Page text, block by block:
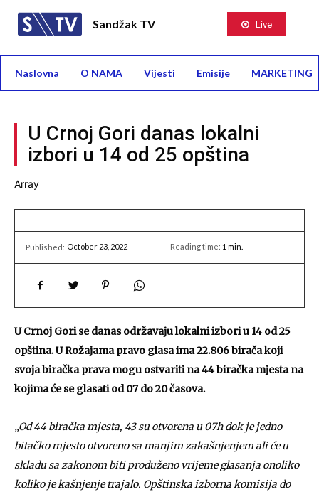
Sandžak TV Live
Naslovna O NAMA Vijesti Emisije MARKETING
U Crnoj Gori danas lokalni
izbori u 14 od 25 opština
Array
Published: October 23, 2022 Reading time: 1min.
U Crnoj Gori se danas održavaju lokalni izbori u 14 od 25
opština. U Rožajama pravo glasa ima 22.806 birača koji
svoja biračka prava mogu ostvariti na 44 biračka mjesta na
kojima će se glasati od 07 do 20 časova.
„Od 44 biračka mjesta, 43 su otvorena u 07h dok je jedno
bitačko mjesto otvoreno sa manjim zakašnjenjem ali će u
skladu sa zakonom biti produženo vrijeme glasanja onoliko
koliko je kašnjenje trajalo. Opštinska izborna komisija do